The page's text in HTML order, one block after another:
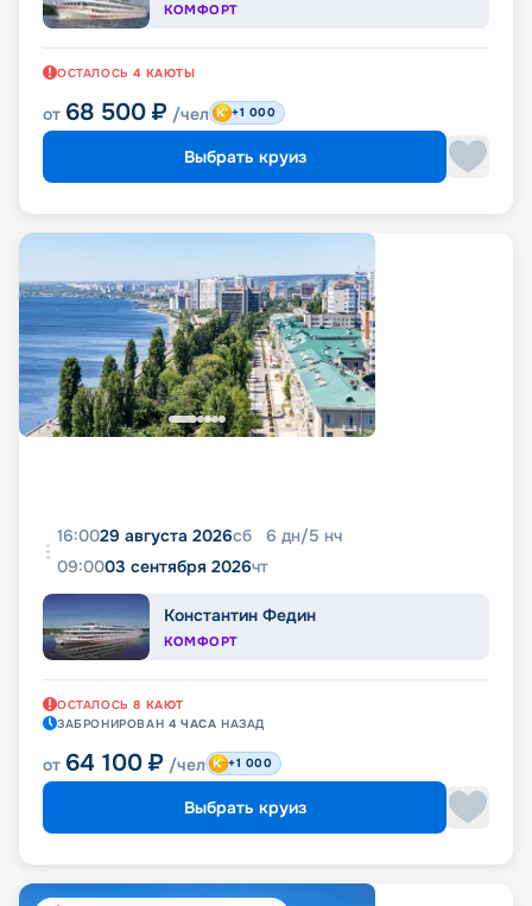
КОМФОРТ
ОСТАЛОСЬ 4 КАЮТЫ
от 68 500 ₽ /чел +1 000
Выбрать круиз
16:0029 августа 2026сб 6 дн/5 нч
09:0003 сентября 2026чт
Константин Федин
КОМФОРТ
ОСТАЛОСЬ 8 КАЮТ
ЗАБРОНИРОВАН 4 ЧАСА НАЗАД
от 64 100 ₽ /чел +1 000
Выбрать круиз